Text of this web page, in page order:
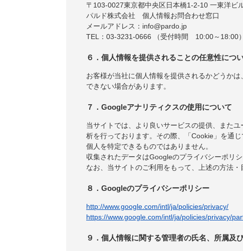
〒103-0027東京都中央区日本橋1-2-10 一東洋ビ
パルド株式会社 個人情報お問合わせ窓口
メールアドレス：info@pardo.jp
TEL：03-3231-0666 （受付時間 10:00～18:00）
６．個人情報を提供されることの任意性につ
お客様が当社に個人情報を提供されるかどうか
できない場合があります。
７．Googleアナリティクスの使用について
当サイトでは、より良いサービスの提供、また
析を行っております。その際、「Cookie」を通
個人を特定できるものではありません。
収集されたデータはGoogleのプライバシーポリ
なお、当サイトのご利用をもって、上述の方法
８．Googleのプライバシーポリシー
http://www.google.com/intl/ja/policies/privacy/
https://www.google.com/intl/ja/policies/privacy/
９．個人情報に関する管理者の氏名、所属及